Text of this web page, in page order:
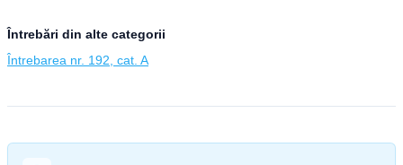
Întrebări din alte categorii
Întrebarea nr. 192, cat. A